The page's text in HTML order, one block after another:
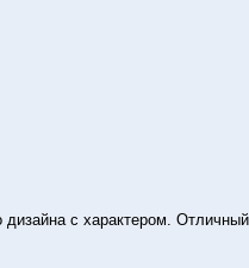
с характером.